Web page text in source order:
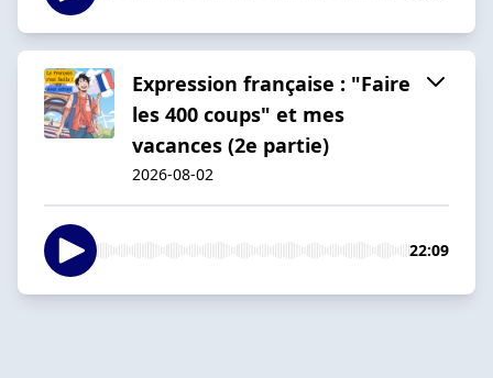
Expression française : "Faire
les 400 coups" et mes
vacances (2e partie)
2026-08-02
22:09